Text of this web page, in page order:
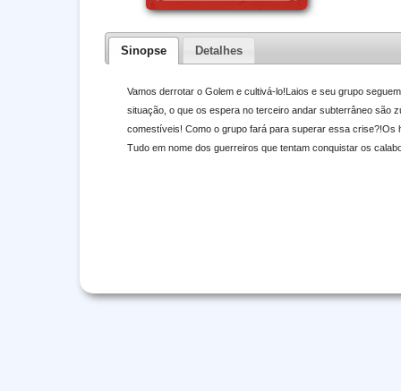
Sinopse Detalhes
Vamos derrotar o Golem e cultivá-lo!Laios e seu grupo
situação, o que os espera no terceiro andar subterrâneo são
comestíveis! Como o grupo fará para superar essa
Tudo em nome dos guerreiros que tentam conquistar os